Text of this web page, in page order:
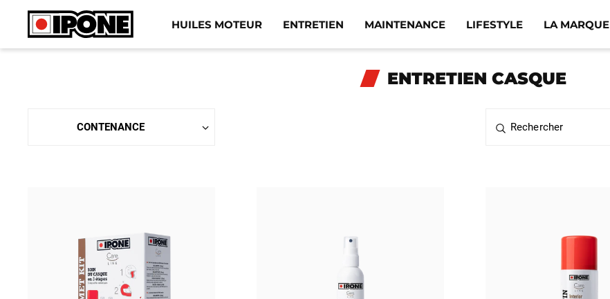
Ipone
HUILES MOTEUR
ENTRETIEN MAINTENANCE LIFESTYLE LA MARQUE
Revendeurs
ENTRETIEN CASQUE